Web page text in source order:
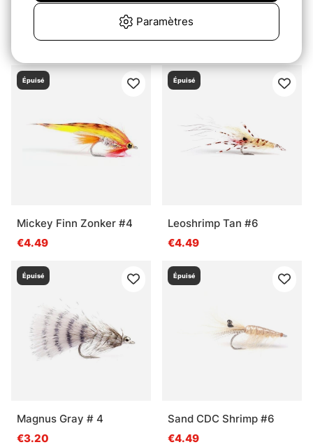
Craft Fur Sandeel Pink #
Pattegrisen # 6
Épuisé
Mickey Finn Zonker #4
€4.49
Épuisé
Leoshrimp Tan #6
€4.49
Épuisé
Magnus Gray # 4
€3.20
Épuisé
Sand CDC Shrimp #6
€4.49
Paramètres